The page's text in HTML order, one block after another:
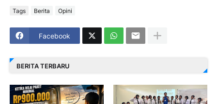
Tags Berita Opini
Facebook
BERITA TERBARU